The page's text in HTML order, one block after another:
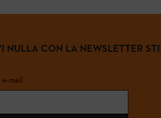
NULLA CON LA NEWSLETTER
e-mail